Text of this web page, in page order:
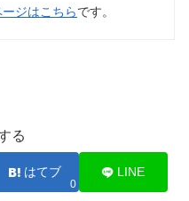
ジはこちらです。
る
はてブ
0
LINE